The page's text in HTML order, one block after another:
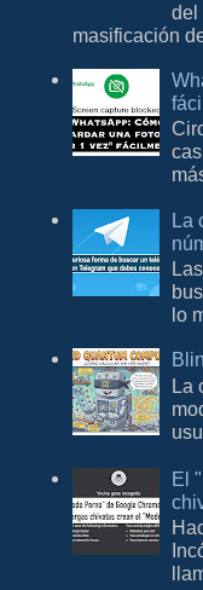
del
masificación
La
lo
La
El